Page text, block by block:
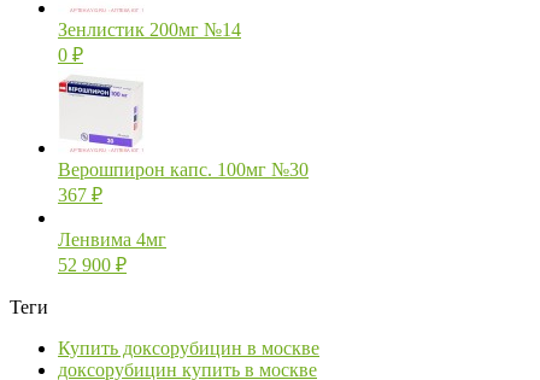
Зенлистик 200мг №14
0 ₽
Верошпирон капс. 100мг №30
367 ₽
Ленвима 4мг
52 900 ₽
Теги
Купить доксорубицин в москве
доксорубицин купить в москве